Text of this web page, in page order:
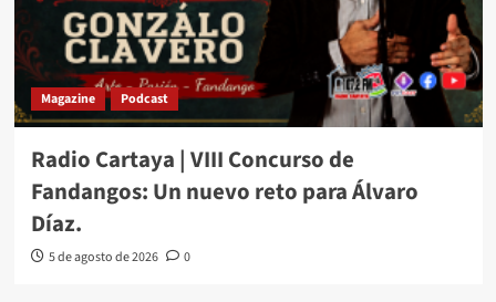
Magazine Podcast
Radio Cartaya | VIII Concurso de
Fandangos: Un nuevo reto para Álvaro
Díaz.
5 de agosto de 2026 0